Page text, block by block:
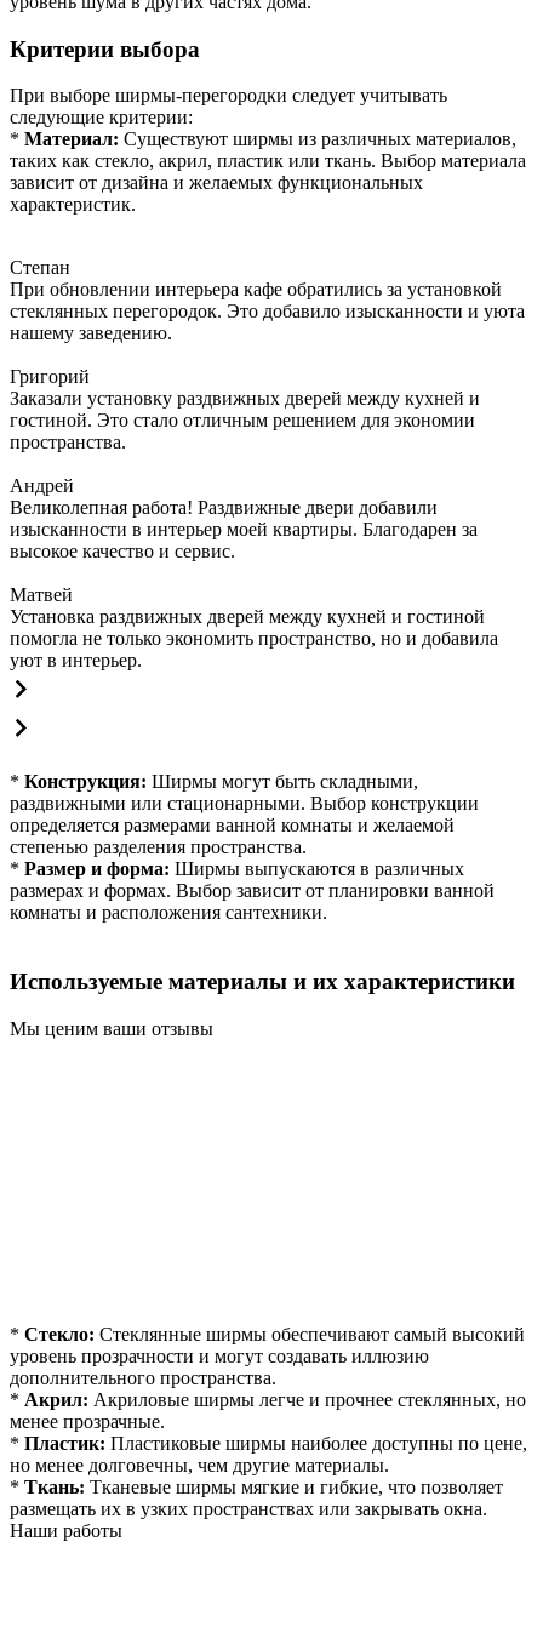
Критерии выбора
При выборе ширмы-перегородки следует учитывать
следующие критерии:
* Материал: Существуют ширмы из различных материалов,
таких как стекло, акрил, пластик или ткань. Выбор материала
зависит от дизайна и желаемых функциональных
характеристик.
Степан
При обновлении интерьера кафе обратились за установкой
стеклянных перегородок. Это добавило изысканности и уюта
нашему заведению.
Григорий
Заказали установку раздвижных дверей между кухней и
гостиной. Это стало отличным решением для экономии
пространства.
Андрей
Великолепная работа! Раздвижные двери добавили
изысканности в интерьер моей квартиры. Благодарен за
высокое качество и сервис.
Матвей
Установка раздвижных дверей между кухней и гостиной
помогла не только экономить пространство, но и добавила
уют в интерьер.
* Конструкция: Ширмы могут быть складными,
раздвижными или стационарными. Выбор конструкции
определяется размерами ванной комнаты и желаемой
степенью разделения пространства.
* Размер и форма: Ширмы выпускаются в различных
размерах и формах. Выбор зависит от планировки ванной
комнаты и расположения сантехники.
Используемые материалы и их характеристики
Мы ценим ваши отзывы
* Стекло: Стеклянные ширмы обеспечивают самый высокий
уровень прозрачности и могут создавать иллюзию
дополнительного пространства.
* Акрил: Акриловые ширмы легче и прочнее стеклянных, но
менее прозрачные.
* Пластик: Пластиковые ширмы наиболее доступны по цене,
но менее долговечны, чем другие материалы.
* Ткань: Тканевые ширмы мягкие и гибкие, что позволяет
размещать их в узких пространствах или закрывать окна.
Наши работы